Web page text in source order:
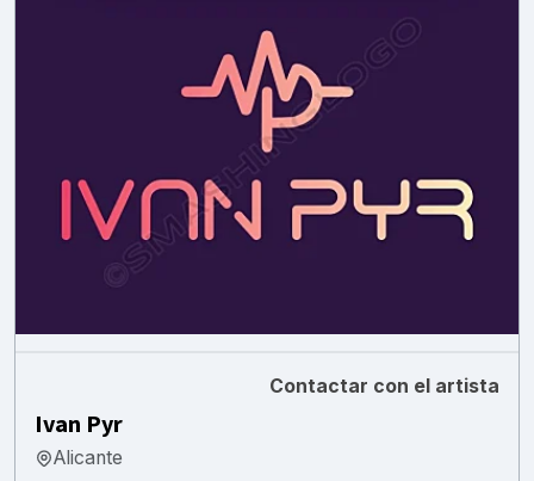
Contactar con el artista
Ivan Pyr
Alicante